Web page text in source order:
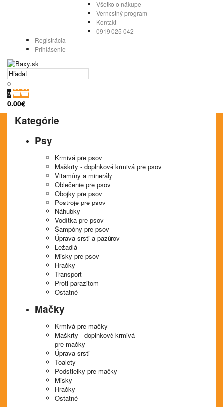
Všetko o nákupe
Vernostný program
Kontakt
0919 025 042
Registrácia
Prihlásenie
0
0
0.00€
Kategórie
Psy
Krmivá pre psov
Maškrty - doplnkové krmivá pre psov
Vitamíny a minerály
Oblečenie pre psov
Obojky pre psov
Postroje pre psov
Náhubky
Vodítka pre psov
Šampóny pre psov
Úprava srsti a pazúrov
Ležadlá
Misky pre psov
Hračky
Transport
Proti parazitom
Ostatné
Mačky
Krmivá pre mačky
Maškrty - doplnkové krmivá
pre mačky
Úprava srsti
Toalety
Podstielky pre mačky
Misky
Hračky
Ostatné